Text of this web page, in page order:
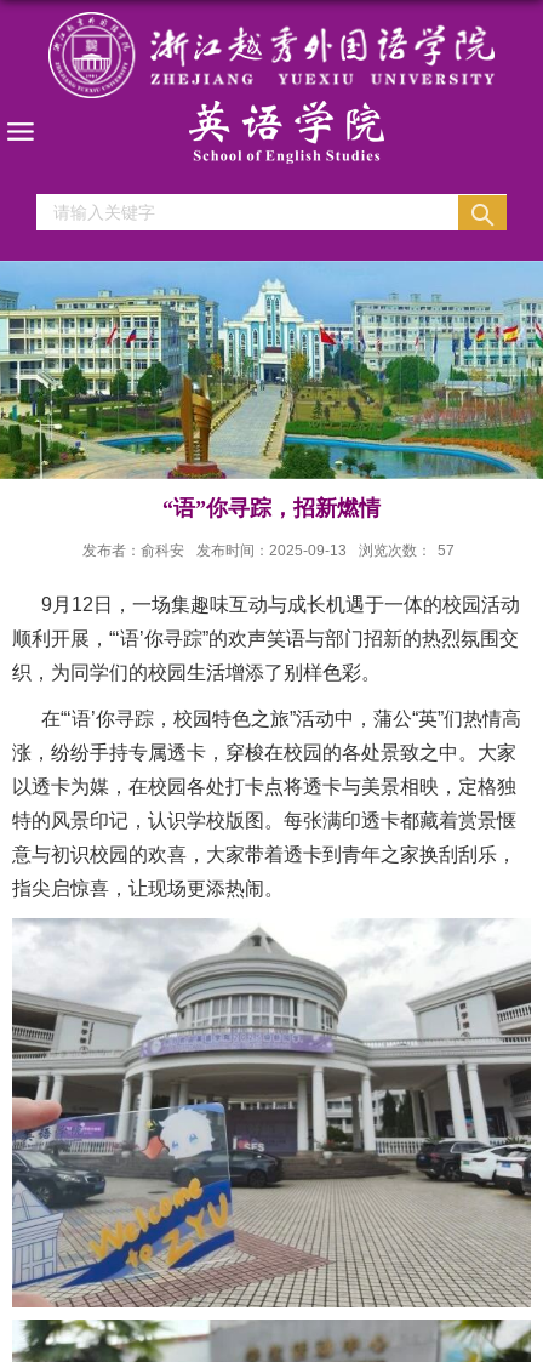
“语”你寻踪，招新燃情
发布者：俞科安 发布时间：2025-09-13 浏览次数： 57
9月12日，一场集趣味互动与成长机遇于一体的校园活动
顺利开展，“‘语’你寻踪”的欢声笑语与部门招新的热烈氛围交
织，为同学们的校园生活增添了别样色彩。
在“‘语’你寻踪，校园特色之旅”活动中，蒲公“英”们热情高
涨，纷纷手持专属透卡，穿梭在校园的各处景致之中。大家
以透卡为媒，在校园各处打卡点将透卡与美景相映，定格独
特的风景印记，认识学校版图。每张满印透卡都藏着赏景惬
意与初识校园的欢喜，大家带着透卡到青年之家换刮刮乐，
指尖启惊喜，让现场更添热闹。